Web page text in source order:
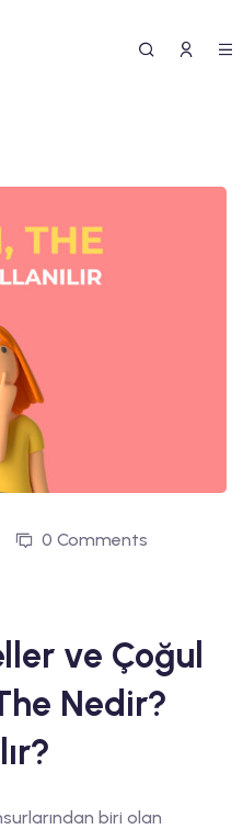
0 Comments
ve Çoğul
Nedir?
biri olan